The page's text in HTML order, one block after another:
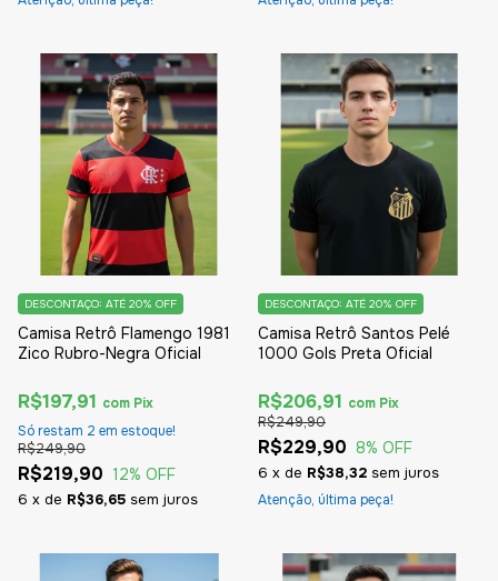
Camisa Retrô Flamengo 1981
Zico Rubro-Negra Oficial
R$219,90
R$249,90
12% OFF
6 x de R$36,65 sem juros
DESCONTAÇO: ATÉ 20% OFF
R$197,91 com Pix
Só restam 2 em estoque!
Camisa Retrô Santos Pelé
1000 Gols Preta Oficial
R$229,90
R$249,90
8% OFF
6 x de R$38,32 sem juros
DESCONTAÇO: ATÉ 20% OFF
R$206,91 com Pix
Atenção, última peça!